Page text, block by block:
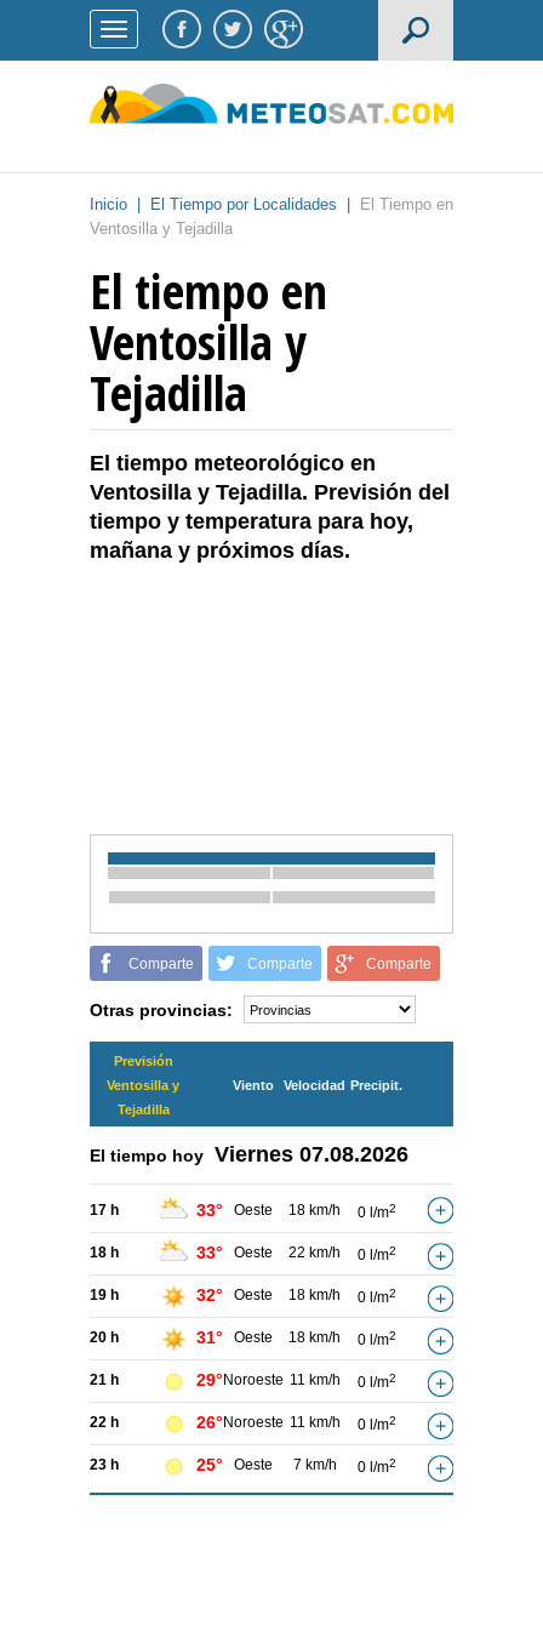
Inicio El Tiempo por Localidades
El Tiempo en
Ventosilla y Tejadilla
El tiempo en
Ventosilla y
Tejadilla
El tiempo meteorológico en
Ventosilla y Tejadilla. Previsión del
tiempo y temperatura para hoy,
mañana y próximos días.
Comparte Comparte Comparte
Otras provincias:
Previsión
Ventosilla y
Tejadilla
Viento Velocidad Precipit.
El tiempo hoy Viernes 07.08.2026
17 h 33° Oeste 18 km/h 0 l/m2
18 h 33° Oeste 22 km/h 0 l/m2
19 h 32° Oeste 18 km/h 0 l/m2
20 h 31° Oeste 18 km/h 0 l/m2
21 h 29° Noroeste 11 km/h 0 l/m2
22 h 26° Noroeste 11 km/h 0 l/m2
23 h 25° Oeste 7 km/h 0 l/m2